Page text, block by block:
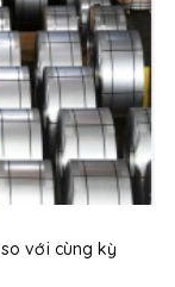
với cùng kỳ